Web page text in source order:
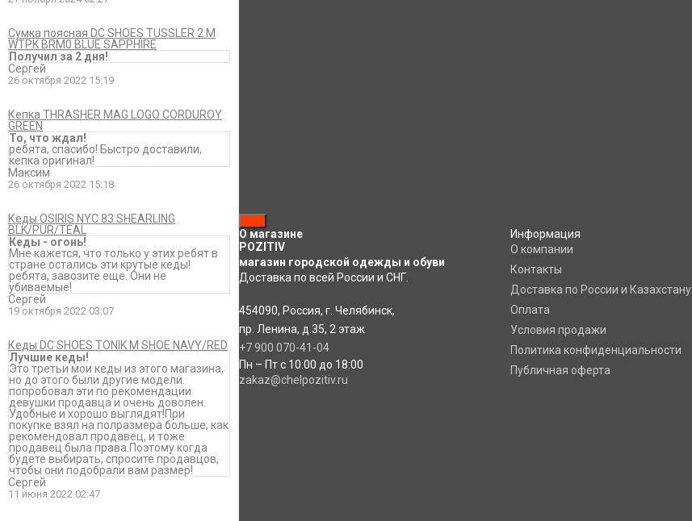
Сумка поясная DC SHOES TUSSLER 2 M
WTPK BRM0 BLUE SAPPHIRE
Получил за 2 дня!
Сергей
26 октября 2022 15:19
Кепка THRASHER MAG LOGO CORDUROY
GREEN
То, что ждал!
ребята, спасибо! Быстро доставили,
кепка оригинал!
Максим
26 октября 2022 15:18
Кеды OSIRIS NYC 83 SHEARLING
BLK/PUR/TEAL
Кеды - огонь!
Мне кажется, что только у этих ребят в
стране остались эти крутые кеды!
ребята, завозите еще. Они не
убиваемые!
Сергей
19 октября 2022 03:07
Кеды DC SHOES TONIK M SHOE NAVY/RED
Лучшие кеды!
Это третьи мои кеды из этого магазина,
но до этого были другие модели.
попробовал эти по рекомендации
девушки продавца и очень доволен.
Удобные и хорошо выглядят!При
покупке взял на полразмера больше, как
рекомендовал продавец, и тоже
продавец была права.Поэтому когда
будете выбирать, спросите продавцов,
чтобы они подобрали вам размер!
Сергей
11 июня 2022 02:47
О магазине
POZITIV
магазин городской одежды и обуви
Доставка по всей России и СНГ.
454090, Россия, г. Челябинск,
пр. Ленина, д.35, 2 этаж
+7 900 070-41-04
Пн – Пт с 10:00 до 18:00
zakaz@chelpozitiv.ru
Информация
O компании
Контакты
Доставка по России и Казахстану
Оплата
Условия продажи
Политика конфиденциальности
Публичная оферта